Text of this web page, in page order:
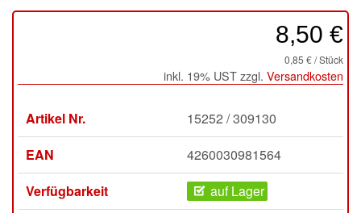
8,50 €
0,85 € / Stück
inkl. 19% UST zzgl. Versandkosten
Artikel Nr.
15252 / 309130
EAN
4260030981564
Verfügbarkeit
auf Lager